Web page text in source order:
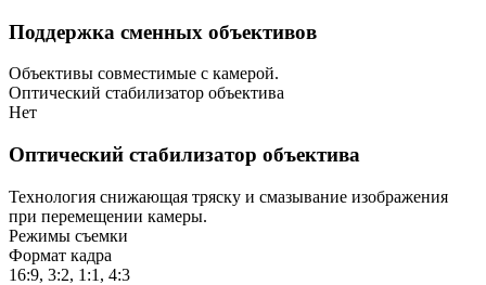
Поддержка сменных объективов
Объективы совместимые с камерой.
Оптический стабилизатор объектива
Нет
Оптический стабилизатор объектива
Технология снижающая тряску и смазывание изображения
при перемещении камеры.
Режимы съемки
Формат кадра
16:9, 3:2, 1:1, 4:3